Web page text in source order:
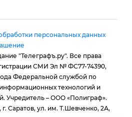
персональных данных
"Телеграфъ.ру". Все права
СМИ Эл № ФС77-74390,
Федеральной службой по
технологий и
Учредитель – ООО «Полиграф».
Саратов, ул. им. Т.Шевченко, 2А,